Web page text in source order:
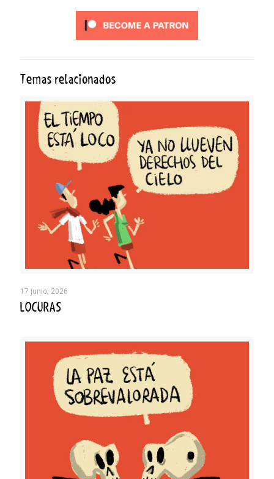
Temas relacionados
17 junio, 2026
LOCURAS